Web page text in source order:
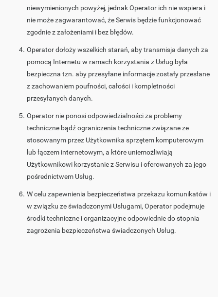
niewymienionych powyżej, jednak Operator ich nie wspiera i
nie może zagwarantować, że Serwis będzie funkcjonować
zgodnie z założeniami i bez błędów.
Operator dołoży wszelkich starań, aby transmisja danych za
pomocą Internetu w ramach korzystania z Usług była
bezpieczna tzn. aby przesyłane informacje zostały przesłane
z zachowaniem poufności, całości i kompletności
przesyłanych danych.
Operator nie ponosi odpowiedzialności za problemy
techniczne bądź ograniczenia techniczne związane ze
stosowanym przez Użytkownika sprzętem komputerowym
lub łączem internetowym, a które uniemożliwiają
Użytkownikowi korzystanie z Serwisu i oferowanych za jego
pośrednictwem Usług.
W celu zapewnienia bezpieczeństwa przekazu komunikatów i
w związku ze świadczonymi Usługami, Operator podejmuje
środki techniczne i organizacyjne odpowiednie do stopnia
zagrożenia bezpieczeństwa świadczonych Usług.